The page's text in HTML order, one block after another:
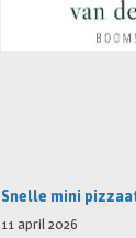
Snelle mini
11 april 2026